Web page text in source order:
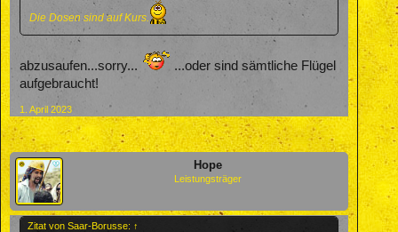
Die Dosen sind auf Kurs.
abzusaufen...sorry...
...oder sind sämtliche Flügel
aufgebraucht!
1. April 2023
Hope
Leistungsträger
Zitat von Saar-Borusse: ↑